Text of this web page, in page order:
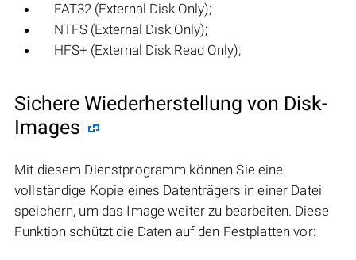
FAT32 (External Disk Only);
NTFS (External Disk Only);
HFS+ (External Disk Read Only);
Sichere Wiederherstellung von Disk-
Images
Mit diesem Dienstprogramm können Sie eine
vollständige Kopie eines Datenträgers in einer Datei
speichern, um das Image weiter zu bearbeiten. Diese
Funktion schützt die Daten auf den Festplatten vor: